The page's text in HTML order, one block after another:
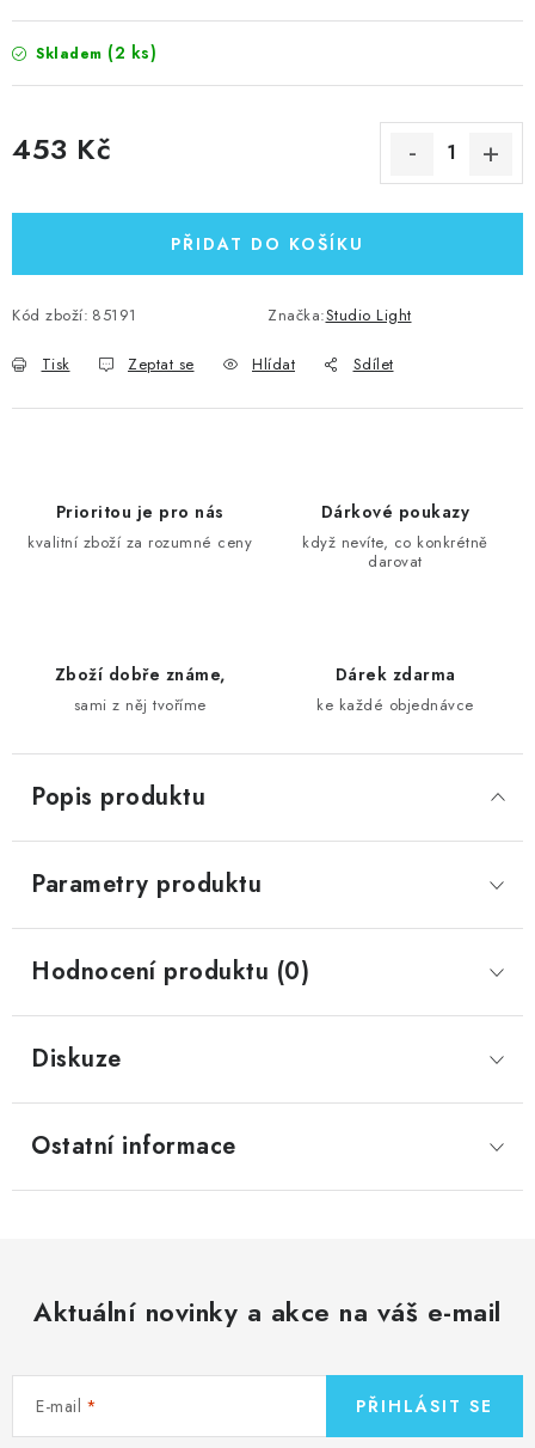
Skladem (2 ks)
453 Kč
PŘIDAT DO KOŠÍKU
Kód zboží: 85191 Značka:Studio Light
Tisk Zeptat se Hlídat Sdílet
Prioritou je pro nás
kvalitní zboží za rozumné ceny
Dárkové poukazy
když nevíte, co konkrétně
darovat
Zboží dobře známe,
sami z něj tvoříme
Dárek zdarma
ke každé objednávce
Popis produktu
Parametry produktu
Hodnocení produktu (0)
Diskuze
Ostatní informace
Aktuální novinky a akce na váš e-mail
E-mail PŘIHLÁSIT SE